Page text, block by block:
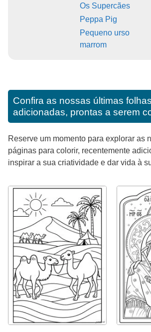
Os Supercães
Peppa Pig
Pequeno urso
marrom
Confira as nossas últimas
adicionadas, prontas a serem
Reserve um momento para explorar as
páginas para colorir, recentemente
inspirar a sua criatividade e dar vida à